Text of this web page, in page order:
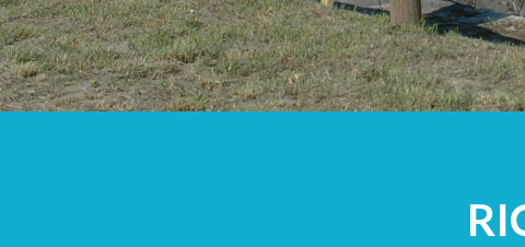
ARRIVO PARTENZA